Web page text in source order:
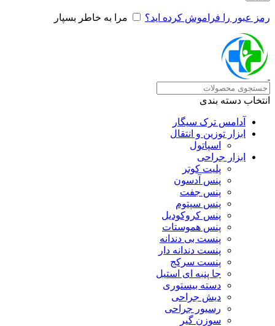
رمز عبور را فراموش کرده اید؟ مرا به خاطر بسپار
انتخاب دسته بندی
آدامس ترک سیگار
ابزار توزین و انتقال
اسپاتول
ابزار جراحی
پلیت کوتر
پنس آدسون
پنس جفت
پنس سپتوم
پنس کروکودیل
پنس هموستات
پنست بی دندانه
پنست دندانه دار
پنست سرکج
جا پنبه ای استیل
دسته بیستوری
دیش جراحی
رسیور جراحی
سوزن گیر